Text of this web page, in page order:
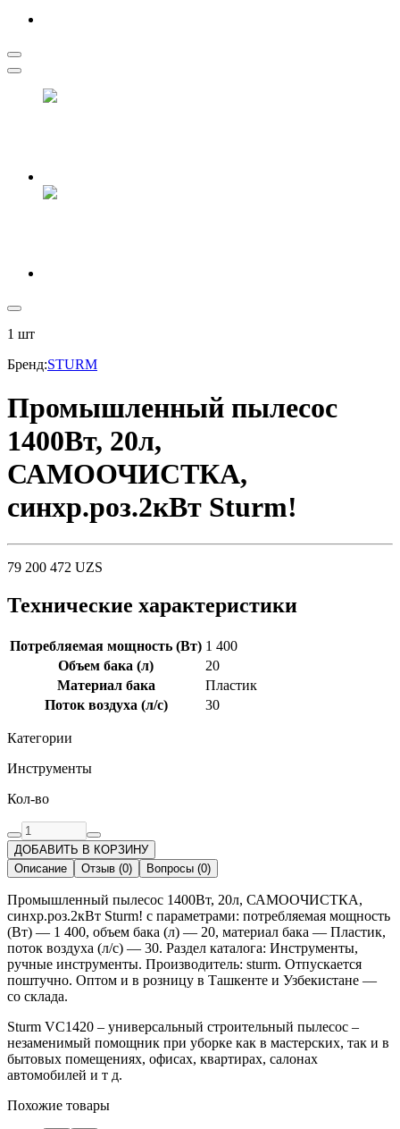
1 шт
Бренд:STURM
Промышленный пылесос
1400Вт, 20л,
САМООЧИСТКА,
синхр.роз.2кВт Sturm!
79 200 472 UZS
Технические характеристики
Потребляемая мощность (Вт) 1 400
Объем бака (л)
20
Материал бака
Пластик
Поток воздуха (л/с)
30
Категории
Инструменты
Кол-во
ДОБАВИТЬ В КОРЗИНУ
Описание
Отзыв (0) Вопросы (0)
Промышленный пылесос 1400Вт, 20л, САМООЧИСТКА,
синхр.роз.2кВт Sturm! с параметрами: потребляемая мощность
(Вт) — 1 400, объем бака (л) — 20, материал бака — Пластик,
поток воздуха (л/с) — 30. Раздел каталога: Инструменты,
ручные инструменты. Производитель: sturm. Отпускается
поштучно. Оптом и в розницу в Ташкенте и Узбекистане —
со склада.
Sturm VC1420 – универсальный строительный пылесос –
незаменимый помощник при уборке как в мастерских, так и в
бытовых помещениях, офисах, квартирах, салонах
автомобилей и т д.
Похожие товары